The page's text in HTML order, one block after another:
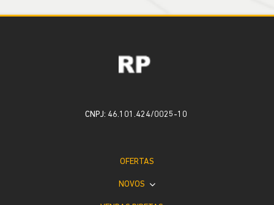
CNPJ: 46.101.424/0025-10
OFERTAS
NOVOS